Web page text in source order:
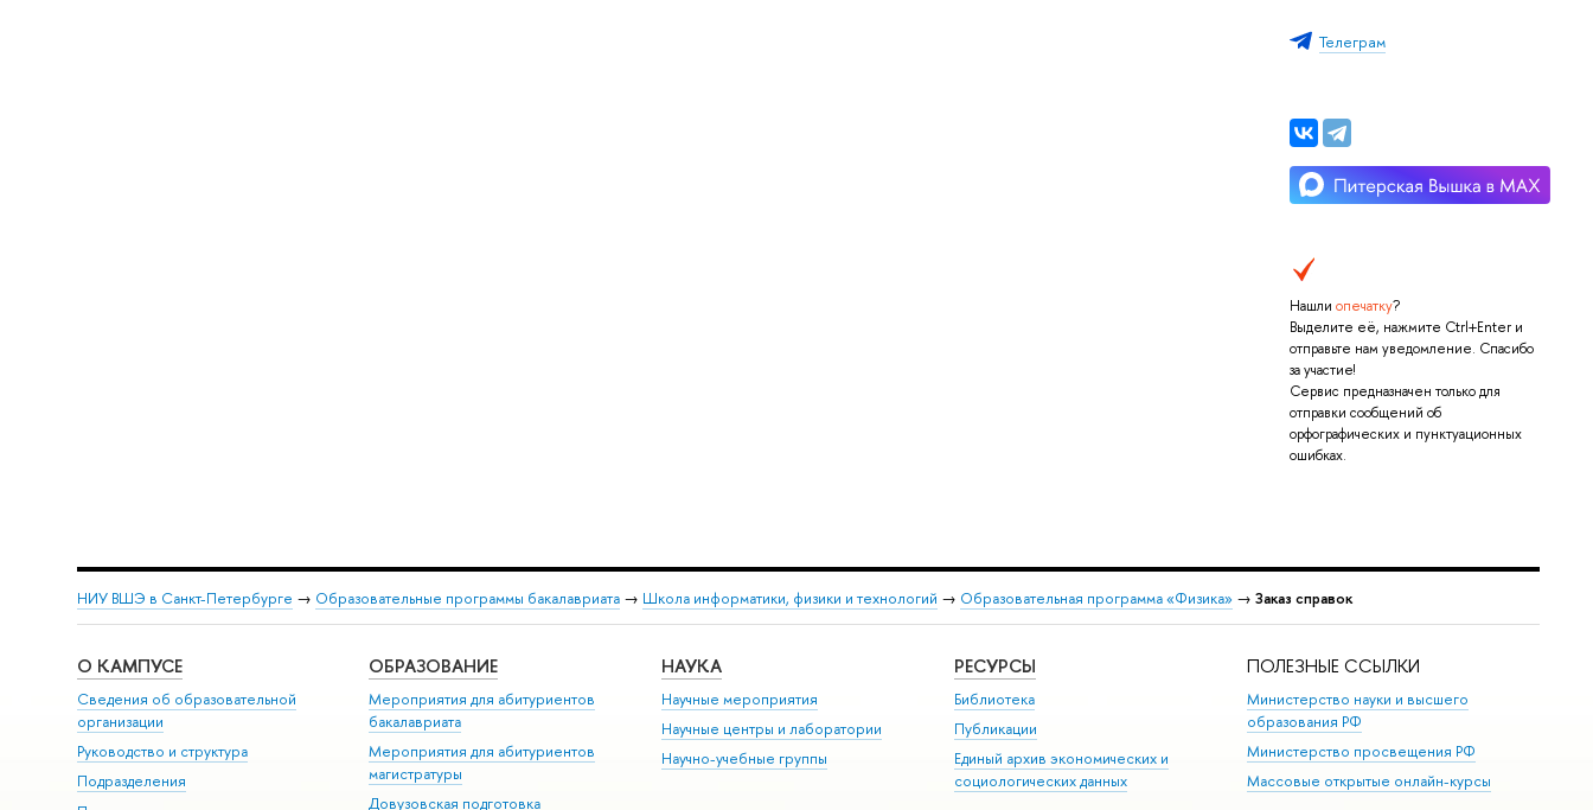
Телеграм
Нашли опечатку?
Выделите её, нажмите Ctrl+Enter и
отправьте нам уведомление. Спасибо
за участие!
Сервис предназначен только для
отправки сообщений об
орфографических и пунктуационных
ошибках.
НИУ ВШЭ в Санкт-Петербурге → Образовательные программы бакалавриата→ Школа информатики, физики и технологий → Образовательная программа «Физика» → Заказ справок
О КАМПУСЕ
Сведения об образовательной
организации
Руководство и структура
Подразделения
ОБРАЗОВАНИЕ
Мероприятия для абитуриентов
бакалавриата
Мероприятия для абитуриентов
магистратуры
Довузовская подготовка
НАУКА
Научные мероприятия
Научные центры и лаборатории
Научно-учебные группы
РЕСУРСЫ
Библиотека
Публикации
Единый архив экономических и
социологических данных
ПОЛЕЗНЫЕ ССЫЛКИ
Министерство науки и высшего
образования РФ
Министерство просвещения РФ
Массовые открытые онлайн-курсы